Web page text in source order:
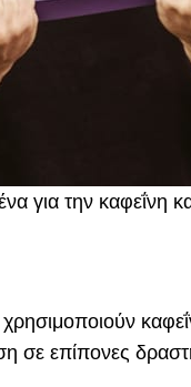
την καφεΐνη
σε επίπονες